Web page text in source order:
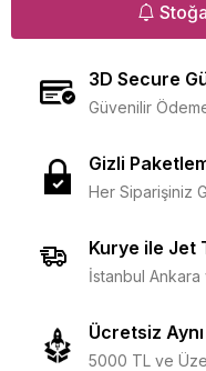
3D Secure
Güvenilir
Gizli
Her Siparişiniz
Kurye ile Jet
İstanbul
Ücretsiz
5000 TL ve